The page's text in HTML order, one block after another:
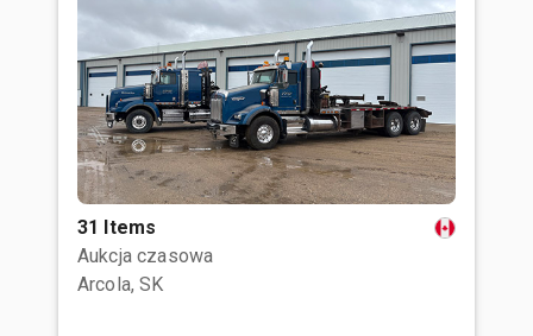
31 Items
Aukcja czasowa
Arcola, SK